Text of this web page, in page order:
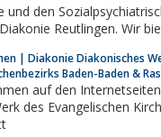
und den
Reutlingen. Wir
| Diakonie Diakonisches
Baden-Baden &
auf den
des Evangelischen